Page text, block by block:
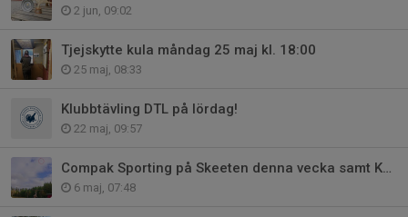
2 jun, 09:02
Tjejskytte kula måndag 25 maj kl. 18:00
25 maj, 08:33
Klubbtävling DTL på lördag!
22 maj, 09:57
Compak Sporting på Skeeten denna vecka samt KT Jägartrap på lördag
6 maj, 07:48